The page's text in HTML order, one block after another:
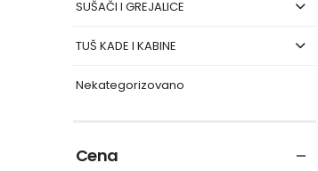
SUŠAČI I GREJALICE
TUŠ KADE I KABINE
Nekategorizovano
Cena